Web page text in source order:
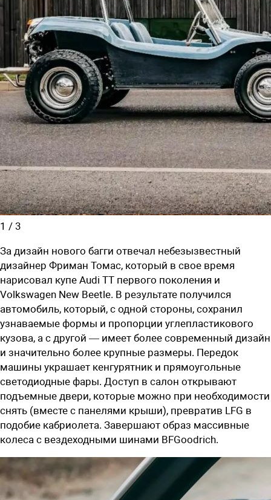
1 / 3
За дизайн нового багги отвечал небезызвестный
дизайнер Фриман Томас, который в свое время
нарисовал купе Audi TT первого поколения и
Volkswagen New Beetle. В результате получился
автомобиль, который, с одной стороны, сохранил
узнаваемые формы и пропорции углепластикового
кузова, а с другой — имеет более современный дизайн
и значительно более крупные размеры. Передок
машины украшает кенгурятник и прямоугольные
светодиодные фары. Доступ в салон открывают
подъемные двери, которые можно при необходимости
снять (вместе с панелями крыши), превратив LFG в
подобие кабриолета. Завершают образ массивные
колеса с вездеходными шинами BFGoodrich.